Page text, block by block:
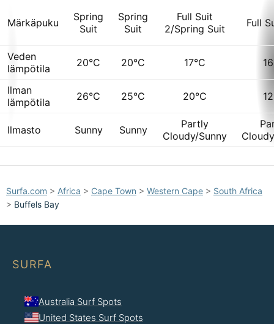
Märkäpuku
Spring
Suit
Spring
Suit
Full Suit
2/Spring Suit
Full
Veden
lämpötila
20°C 20°C 17°C
Ilman
lämpötila
26°C 25°C 20°C
Ilmasto Sunny Sunny
Partly
Cloudy/Sunny
Surfa.com > Africa > Cape Town > Western Cape > South Africa
> Buffels Bay
SURFA
Australia Surf Spots
United States Surf Spots